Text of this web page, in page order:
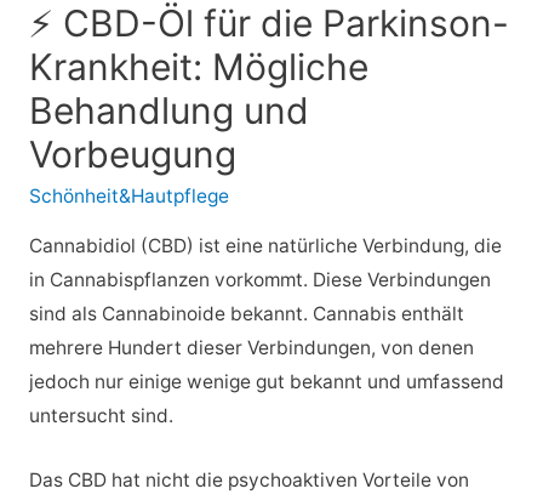
⚡ CBD-Öl für die Parkinson-
Krankheit: Mögliche
Behandlung und
Vorbeugung
Schönheit&Hautpflege
Cannabidiol (CBD) ist eine natürliche Verbindung, die
in Cannabispflanzen vorkommt. Diese Verbindungen
sind als Cannabinoide bekannt. Cannabis enthält
mehrere Hundert dieser Verbindungen, von denen
jedoch nur einige wenige gut bekannt und umfassend
untersucht sind.
Das CBD hat nicht die psychoaktiven Vorteile von